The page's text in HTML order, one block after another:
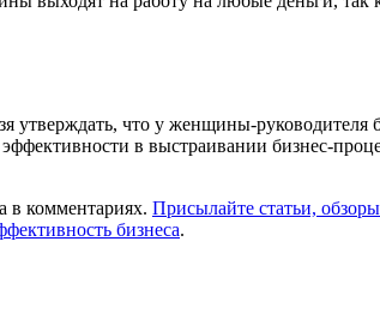
что у женщины-руководителя
в выстраивании бизнес-
в комментариях. Присылайте статьи,
бизнеса.